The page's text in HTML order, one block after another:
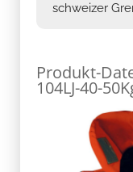
schweizer
Produkt-
104LJ-40-